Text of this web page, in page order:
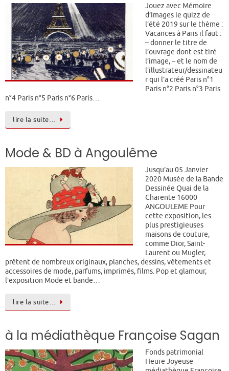
Jouez avec Mémoire
d’Images le quizz de
l’été 2019 sur le thème :
Vacances à Paris il faut :
– donner le titre de
l’ouvrage dont est tiré
l’image, – et le nom de
l’illustrateur/dessinateu
r qui l’a créé Paris n°1
Paris n°2 Paris n°3 Paris
n°4 Paris n°5 Paris n°6 Paris…
lire la suite…
Mode & BD à Angoulême
Jusqu’au 05 Janvier
2020 Musée de la Bande
Dessinée Quai de la
Charente 16000
ANGOULEME Pour
cette exposition, les
plus prestigieuses
maisons de couture,
comme Dior, Saint-
Laurent ou Mugler,
prêtent de nombreux originaux, planches, dessins, vêtements et
accessoires de mode, parfums, imprimés, films. Pop et glamour,
l’exposition Mode et bande…
lire la suite…
à la médiathèque Françoise Sagan
Fonds patrimonial
Heure Joyeuse